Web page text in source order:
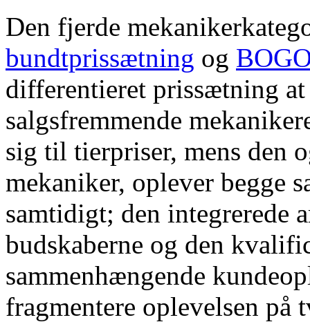
Den fjerde
bundtprissætning og
differentieret prissætning
salgsfremmende
sig til tierpriser, mens den
mekaniker, oplever begge
samtidigt; den integrerede
budskaberne og den
sammenhængende
fragmentere oplevelsen